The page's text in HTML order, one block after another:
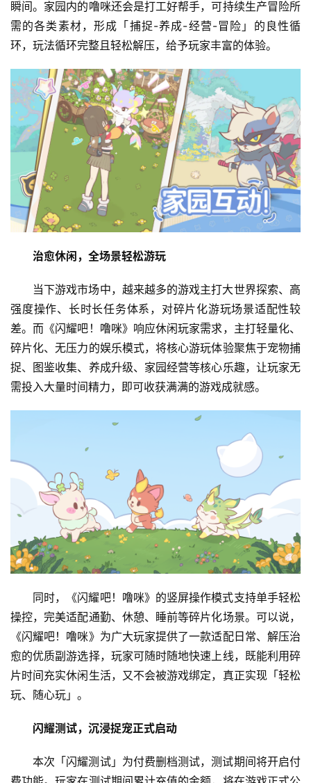
瞬间。家园内的噜咪还会是打工好帮手，可持续生产冒险所
需的各类素材，形成「捕捉-养成-经营-冒险」的良性循
环，玩法循环完整且轻松解压，给予玩家丰富的体验。
治愈休闲，全场景轻松游玩
当下游戏市场中，越来越多的游戏主打大世界探索、高
强度操作、长时长任务体系，对碎片化游玩场景适配性较
差。而《闪耀吧！噜咪》响应休闲玩家需求，主打轻量化、
碎片化、无压力的娱乐模式，将核心游玩体验聚焦于宠物捕
捉、图鉴收集、养成升级、家园经营等核心乐趣，让玩家无
需投入大量时间精力，即可收获满满的游戏成就感。
同时，《闪耀吧！噜咪》的竖屏操作模式支持单手轻松
操控，完美适配通勤、休憩、睡前等碎片化场景。可以说，
《闪耀吧！噜咪》为广大玩家提供了一款适配日常、解压治
愈的优质副游选择，玩家可随时随地快速上线，既能利用碎
片时间充实休闲生活，又不会被游戏绑定，真正实现「轻松
玩、随心玩」。
闪耀测试，沉浸捉宠正式启动
本次「闪耀测试」为付费删档测试，测试期间将开启付